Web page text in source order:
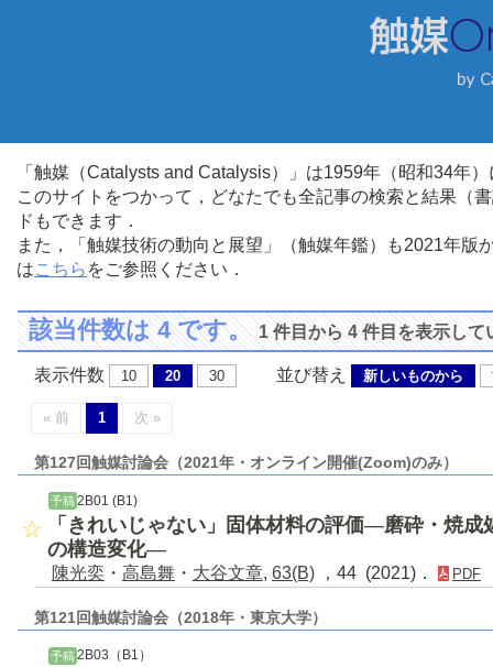
「触媒（Catalysts and Catalysis）」は1959年（昭和34年
このサイトをつかって，どなたでも全記事の検索と結果（
ドもできます．
また，「触媒技術の動向と展望」（触媒年鑑）も2021年
はこちら をご参照ください．
該当件数は 4 です。1 件目から 4 件目を表示して
表示件数 10 20 30 並び替え 新しいものから
« 前 1 次 »
第127回触媒討論会（2021年・オンライン開催(Zoom)のみ）
予稿 2B01 (B1)
「きれいじゃない」固体材料の評価―磨砕・焼
の構造変化―
陳光奕 ・ 高島舞 ・ 大谷文章, 63(B) ，44 (2021)． PDF
第121回触媒討論会（2018年・東京大学）
予稿 2B03（B1）